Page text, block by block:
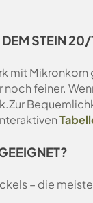
DEM STEIN
mit
feiner.
Zur
– die